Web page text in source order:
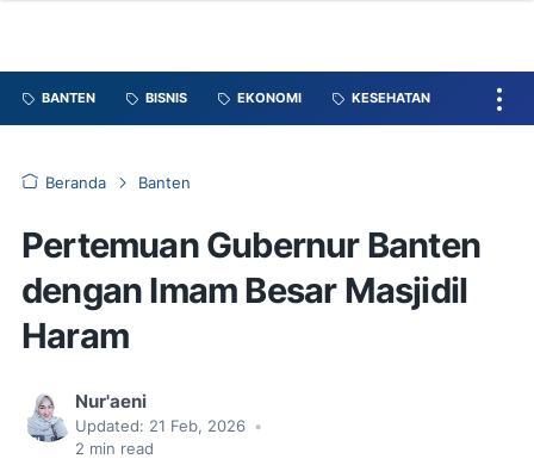
BANTEN BISNIS EKONOMI KESEHATAN
Beranda Banten
Pertemuan Gubernur Banten
dengan Imam Besar Masjidil
Haram
Nur'aeni
Updated: 21 Feb, 2026 •
2 min read